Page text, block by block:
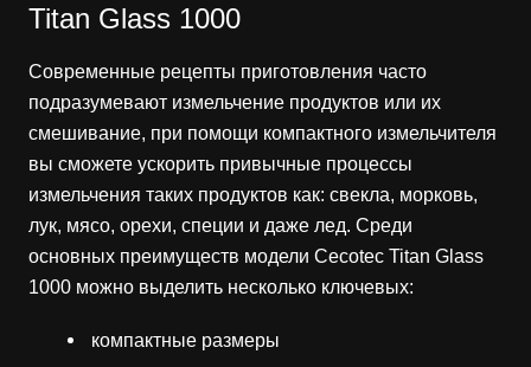
Titan Glass 1000
Современные рецепты приготовления часто
подразумевают измельчение продуктов или их
смешивание, при помощи компактного измельчителя
вы сможете ускорить привычные процессы
измельчения таких продуктов как: свекла, морковь,
лук, мясо, орехи, специи и даже лед. Среди
основных преимуществ модели Cecotec Titan Glass
1000 можно выделить несколько ключевых:
компактные размеры